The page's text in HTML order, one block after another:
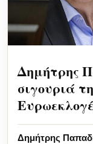
Δημήτρης
σιγουριά
Δημήτρης